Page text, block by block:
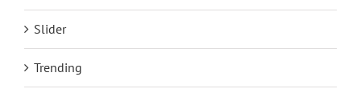
Slider
Trending